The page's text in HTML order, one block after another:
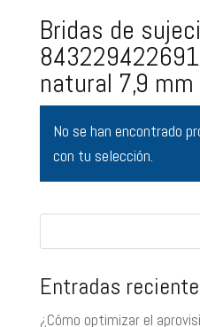
Bridas de
natural 7,9 mm
No se han encontrado
con tu selección.
Entradas
¿Cómo optimizar el